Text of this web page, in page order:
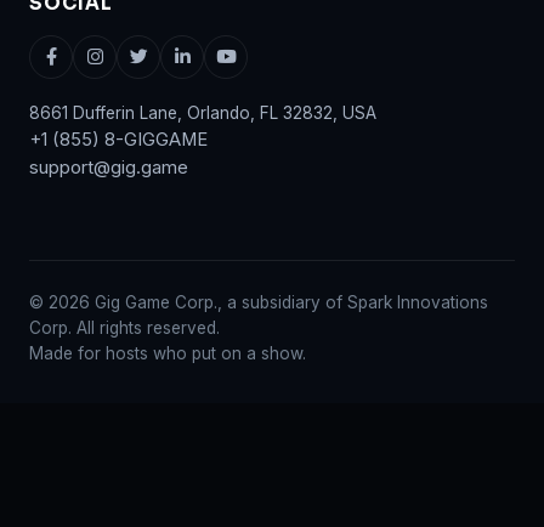
8661 Dufferin Lane, Orlando, FL 32832, USA
+1 (855) 8-GIGGAME
support@gig.game
© 2026 Gig Game Corp., a subsidiary of Spark Innovations
Corp. All rights reserved.
Made for hosts who put on a show.